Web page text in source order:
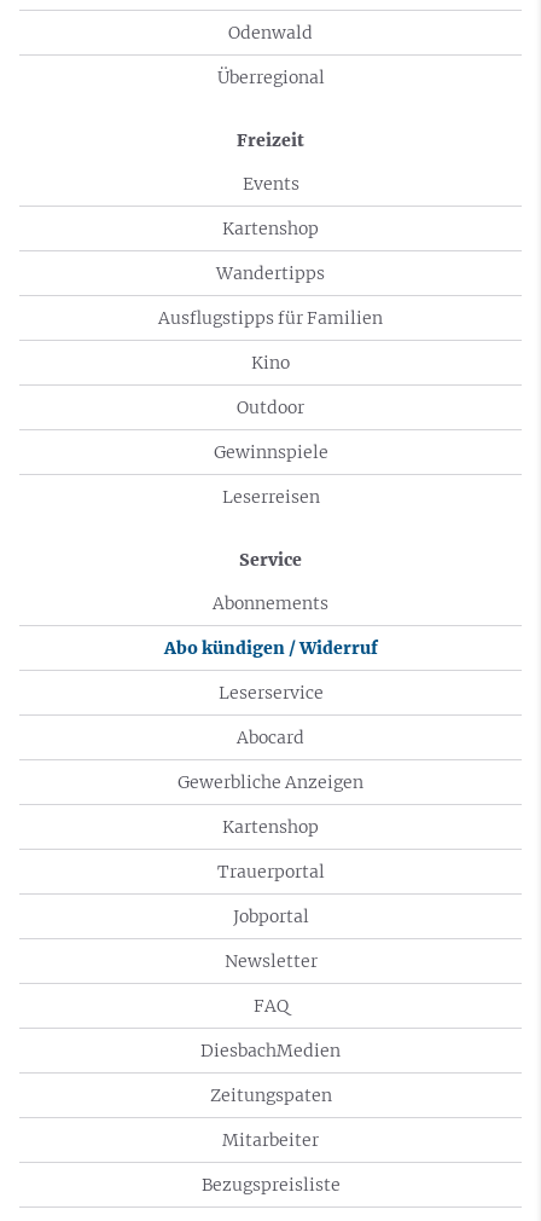
Odenwald
Überregional
Freizeit
Events
Kartenshop
Wandertipps
Ausflugstipps für Familien
Kino
Outdoor
Gewinnspiele
Leserreisen
Service
Abonnements
Abo kündigen / Widerruf
Leserservice
Abocard
Gewerbliche Anzeigen
Kartenshop
Trauerportal
Jobportal
Newsletter
FAQ
DiesbachMedien
Zeitungspaten
Mitarbeiter
Bezugspreisliste